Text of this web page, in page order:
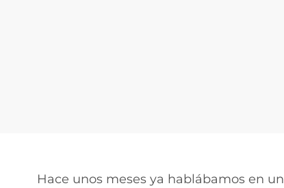
Hace unos meses ya hablábamos en un